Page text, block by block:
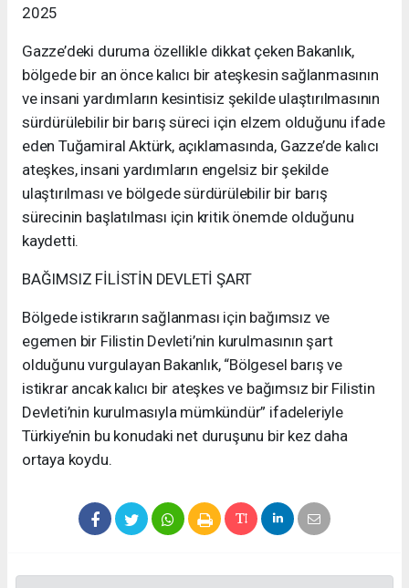
2025
Gazze’deki duruma özellikle dikkat çeken Bakanlık,
bölgede bir an önce kalıcı bir ateşkesin sağlanmasının
ve insani yardımların kesintisiz şekilde ulaştırılmasının
sürdürülebilir bir barış süreci için elzem olduğunu ifade
eden Tuğamiral Aktürk, açıklamasında, Gazze’de kalıcı
ateşkes, insani yardımların engelsiz bir şekilde
ulaştırılması ve bölgede sürdürülebilir bir barış
sürecinin başlatılması için kritik önemde olduğunu
kaydetti.
BAĞIMSIZ FİLİSTİN DEVLETİ ŞART
Bölgede istikrarın sağlanması için bağımsız ve
egemen bir Filistin Devleti’nin kurulmasının şart
olduğunu vurgulayan Bakanlık, “Bölgesel barış ve
istikrar ancak kalıcı bir ateşkes ve bağımsız bir Filistin
Devleti’nin kurulmasıyla mümkündür” ifadeleriyle
Türkiye’nin bu konudaki net duruşunu bir kez daha
ortaya koydu.